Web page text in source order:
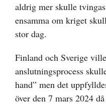
aldrig mer skulle
ensamma om kriget
stor dag.
Finland och Sverige
anslutningsprocess
hand” men det
över den 7 mars 2024